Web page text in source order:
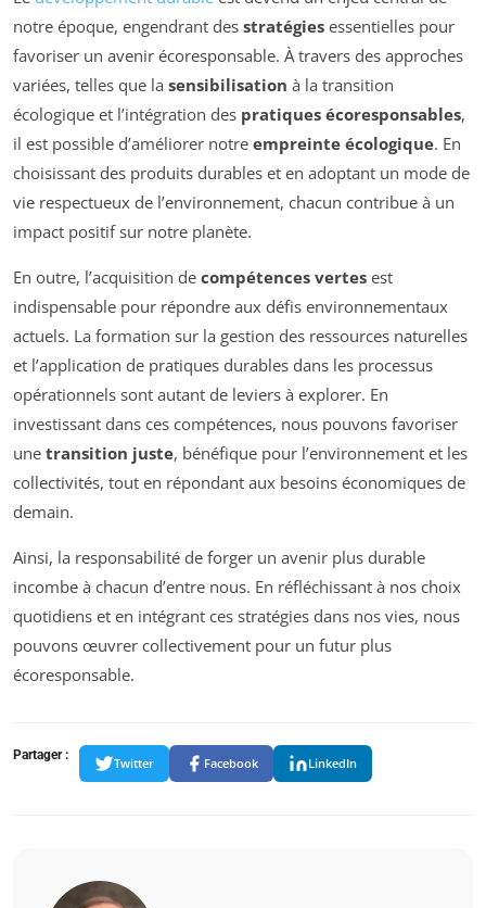
notre époque, engendrant des stratégies essentielles pour
favoriser un avenir écoresponsable. À travers des approches
variées, telles que la sensibilisation à la transition
écologique et l’intégration des pratiques écoresponsables,
il est possible d’améliorer notre empreinte écologique. En
choisissant des produits durables et en adoptant un mode de
vie respectueux de l’environnement, chacun contribue à un
impact positif sur notre planète.
En outre, l’acquisition de compétences vertes est
indispensable pour répondre aux défis environnementaux
actuels. La formation sur la gestion des ressources naturelles
et l’application de pratiques durables dans les processus
opérationnels sont autant de leviers à explorer. En
investissant dans ces compétences, nous pouvons favoriser
une transition juste, bénéfique pour l’environnement et les
collectivités, tout en répondant aux besoins économiques de
demain.
Ainsi, la responsabilité de forger un avenir plus durable
incombe à chacun d’entre nous. En réfléchissant à nos choix
quotidiens et en intégrant ces stratégies dans nos vies, nous
pouvons œuvrer collectivement pour un futur plus
écoresponsable.
Partager :
Twitter Facebook LinkedIn